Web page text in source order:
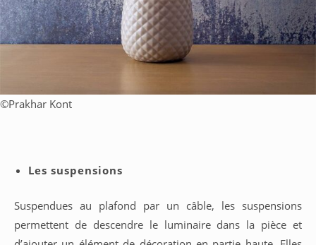
©Prakhar Kont
Les suspensions
Suspendues au plafond par un câble, les suspensions
permettent de descendre le luminaire dans la pièce et